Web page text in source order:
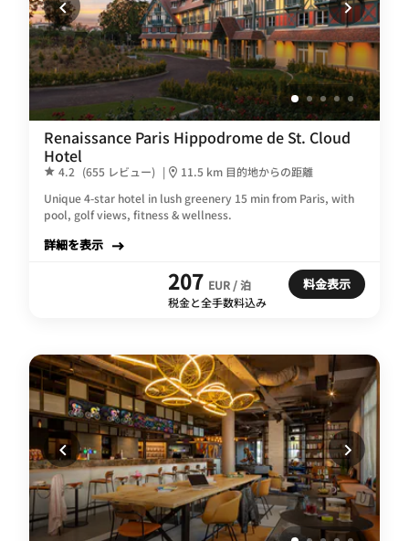
Renaissance Paris Hippodrome de St. Cloud
Hotel
4.2 (655 レビュー) |
11.5 km 目的地からの距離
Unique 4-star hotel in lush greenery 15 min from Paris, with
pool, golf views, fitness & wellness.
詳細を表示
207 EUR / 泊
税金と全手数料込み
料金表示